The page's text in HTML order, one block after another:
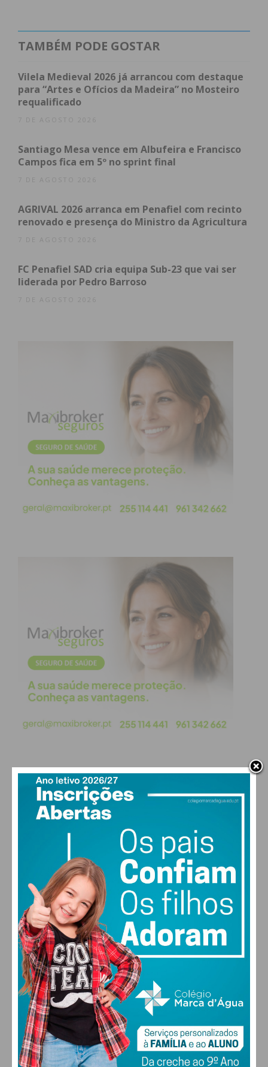
para tudo”.
Subscreva a newsletter do
Assine nossa newsletter por e-mail e
Eu li e concordo com os termos e
condições
TAMBÉM PODE GOSTAR
Vilela Medieval 2026 já arrancou com destaque
para “Artes e Ofícios da Madeira” no Mosteiro
requalificado
7 DE AGOSTO 2026
Santiago Mesa vence em Albufeira e Francisco
Campos fica em 5º no sprint final
7 DE AGOSTO 2026
AGRIVAL 2026 arranca em Penafiel com recinto
renovado e presença do Ministro da Agricultura
7 DE AGOSTO 2026
FC Penafiel SAD cria equipa Sub-23 que vai ser
liderada por Pedro Barroso
7 DE AGOSTO 2026
PAÇOS DE FERREIRA
21°
vento: 1m/s O
MAX 21 • MIN 21
22°
SEX
28
SÁB
27°
DOM
29
SEG
FARMACIAS DE SERVIÇO EM PAÇOS DE
FERREIRA